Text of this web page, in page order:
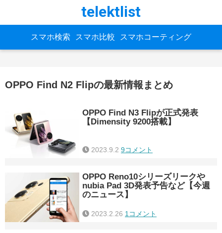
telektlist
スマホ検索 スマホ比較 スマホコーティング
OPPO Find N2 Flipの最新情報まとめ
OPPO Find N3 Flipが正式発表
【Dimensity 9200搭載】
2023.9.2 9コメント
OPPO Reno10シリーズリークや
nubia Pad 3D発表予告など【今週
のニュース】
2023.2.26 1コメント